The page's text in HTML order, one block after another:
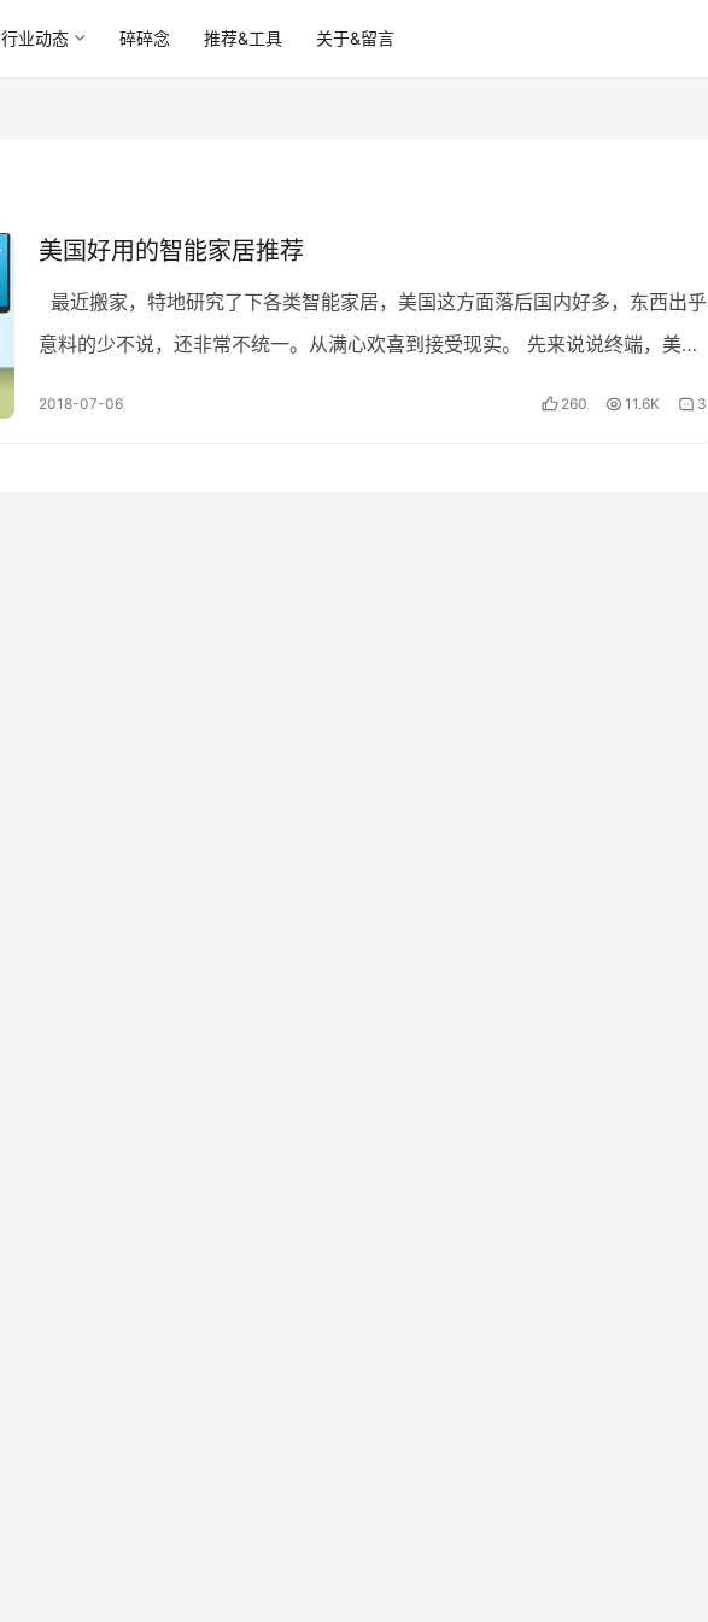
行业动态 碎碎念 推荐&工具 关于&留言
美国好用的智能家居推荐
最近搬家，特地研究了下各类智能家居，美国这方面落后国内好多，东西出乎
意料的少不说，还非常不统一。从满心欢喜到接受现实。 先来说说终端，美国
2018-07-06 260 11.6K 3